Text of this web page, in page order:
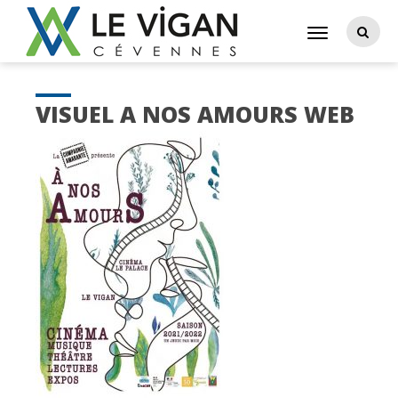
VISUEL A NOS AMOURS WEB